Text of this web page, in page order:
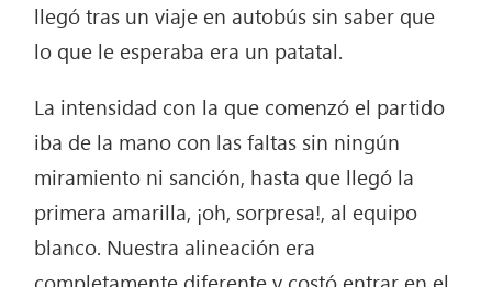
llegó tras un viaje en autobús sin saber que
lo que le esperaba era un patatal.
La intensidad con la que comenzó el partido
iba de la mano con las faltas sin ningún
miramiento ni sanción, hasta que llegó la
primera amarilla, ¡oh, sorpresa!, al equipo
blanco. Nuestra alineación era